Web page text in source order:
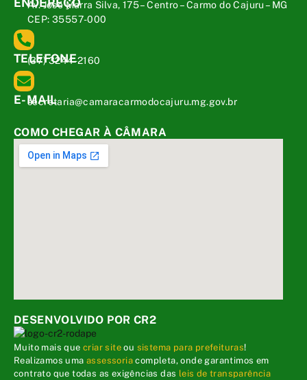
Av. José Marra Silva, 175 – Centro – Carmo do Cajuru – MG
CEP: 35557-000
TELEFONE
(37) 3244-2160
E-MAIL
secretaria@camaracarmodocajuru.mg.gov.br
COMO CHEGAR À CÂMARA
DESENVOLVIDO POR CR2
Muito mais quecriar site ou sistema para prefeituras!
Realizamos umaassessoria completa, onde garantimos em
contrato que todas as exigências das leis de transparência